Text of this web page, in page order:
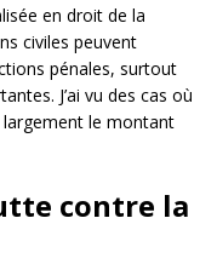
en droit de la
civiles peuvent
pénales, surtout
J’ai vu des cas où
le montant
contre la